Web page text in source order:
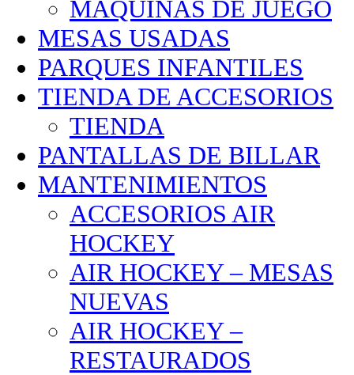
MÁQUINAS DE JUEGO
MESAS USADAS
PARQUES INFANTILES
TIENDA DE ACCESORIOS
TIENDA
PANTALLAS DE BILLAR
MANTENIMIENTOS
ACCESORIOS AIR
HOCKEY
AIR HOCKEY – MESAS
NUEVAS
AIR HOCKEY –
RESTAURADOS